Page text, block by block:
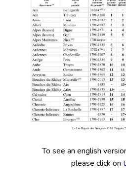
To see an english
please click on